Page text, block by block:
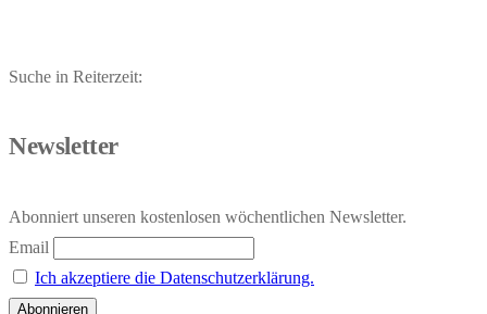
Suche in Reiterzeit:
Newsletter
Abonniert unseren kostenlosen wöchentlichen Newsletter.
Email
Ich akzeptiere die Datenschutzerklärung.